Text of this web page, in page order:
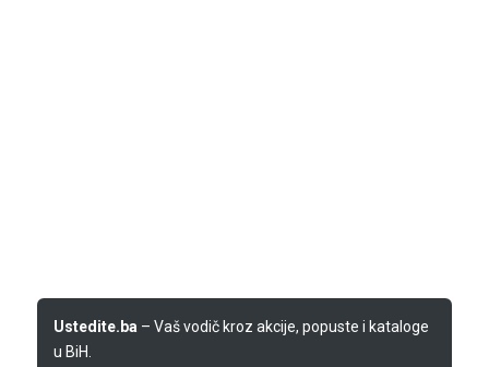
Ustedite.ba – Vaš vodič kroz akcije, popuste i kataloge
u BiH.